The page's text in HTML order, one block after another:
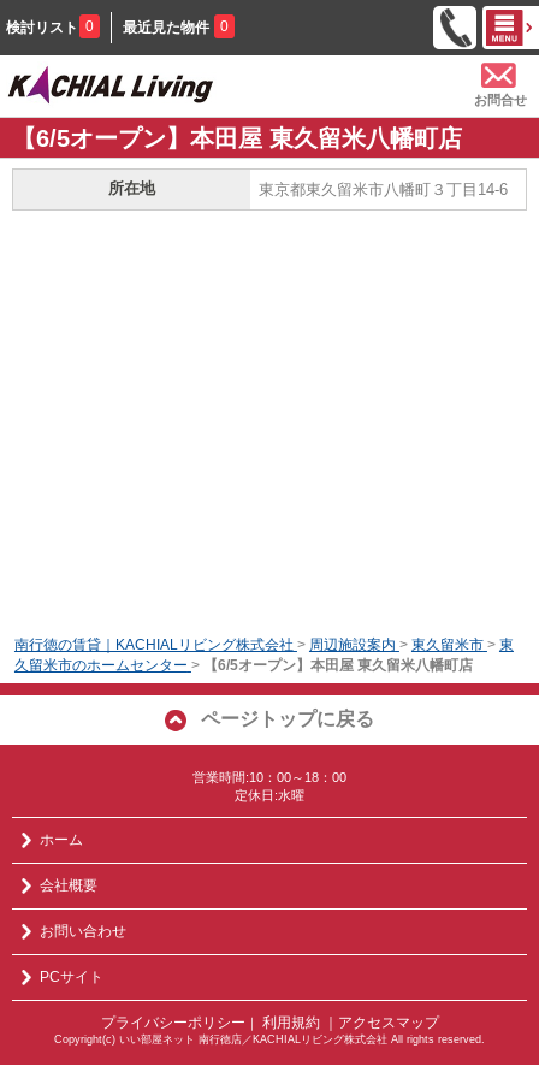
検討リスト 0 最近見た物件 0
お問合せ
【6/5オープン】本田屋 東久留米八幡町店
所在地 東京都東久留米市八幡町３丁目14-6
南行徳の賃貸｜KACHIALリビング株式会社 > 周辺施設案内 > 東久留米市 > 東
久留米市のホームセンター > 【6/5オープン】本田屋 東久留米八幡町店
ページトップに戻る
営業時間:10：00～18：00
定休日:水曜
ホーム
会社概要
お問い合わせ
PCサイト
プライバシーポリシー ｜ 利用規約 ｜アクセスマップ
Copyright(c) いい部屋ネット 南行徳店／KACHIALリビング株式会社 All rights reserved.